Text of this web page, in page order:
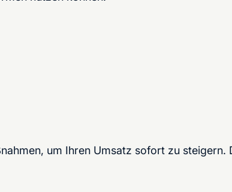
um Ihren Umsatz sofort zu